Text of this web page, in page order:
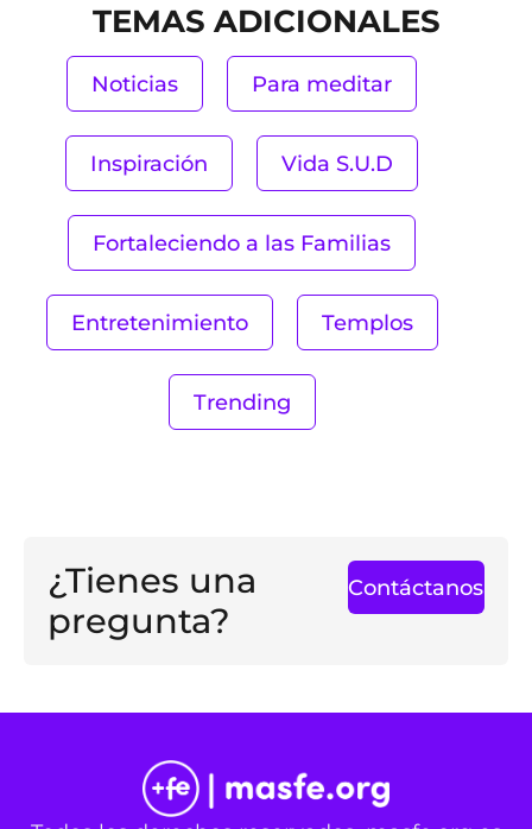
TEMAS ADICIONALES
Noticias Para meditar
Inspiración Vida S.U.D
Fortaleciendo a las Familias
Entretenimiento Templos
Trending
¿Tienes una
pregunta?
Contáctanos